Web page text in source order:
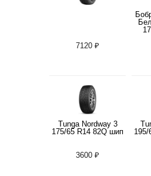
7120 ₽
Tunga Nordway 3
175/65 R14 82Q шип
3600 ₽
195/